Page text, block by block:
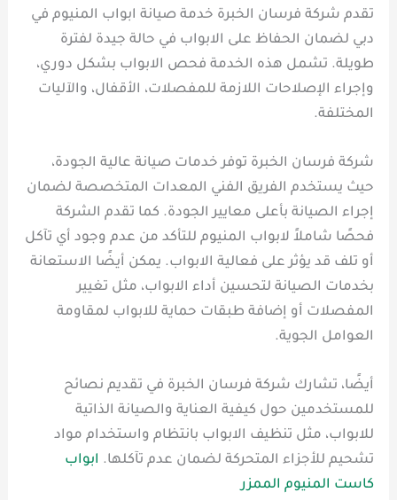
تقدم شركة فرسان الخبرة خدمة صيانة ابواب المنيوم في
دبي لضمان الحفاظ على الابواب في حالة جيدة لفترة
طويلة. تشمل هذه الخدمة فحص الابواب بشكل دوري،
وإجراء الإصلاحات اللازمة للمفصلات، الأقفال، والآليات
المختلفة.
شركة فرسان الخبرة توفر خدمات صيانة عالية الجودة،
حيث يستخدم الفريق الفني المعدات المتخصصة لضمان
إجراء الصيانة بأعلى معايير الجودة. كما تقدم الشركة
فحصًا شاملاً لابواب المنيوم للتأكد من عدم وجود أي تآكل
أو تلف قد يؤثر على فعالية الابواب. يمكن أيضًا الاستعانة
بخدمات الصيانة لتحسين أداء الابواب، مثل تغيير
المفصلات أو إضافة طبقات حماية للابواب لمقاومة
العوامل الجوية.
أيضًا، تشارك شركة فرسان الخبرة في تقديم نصائح
للمستخدمين حول كيفية العناية والصيانة الذاتية
للابواب، مثل تنظيف الابواب بانتظام واستخدام مواد
تشحيم للأجزاء المتحركة لضمان عدم تآكلها. ابواب
كاست المنيوم الممزر